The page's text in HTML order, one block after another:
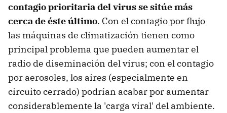
contagio prioritaria del virus se sitúe más
cerca de éste último. Con el contagio por flujo
las máquinas de climatización tienen como
principal problema que pueden aumentar el
radio de diseminación del virus; con el contagio
por aerosoles, los aires (especialmente en
circuito cerrado) podrían acabar por aumentar
considerablemente la 'carga viral' del ambiente.